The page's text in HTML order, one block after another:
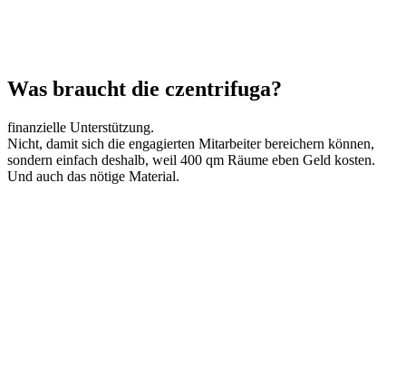
Was braucht die czentrifuga?
finanzielle Unterstützung.
Nicht, damit sich die engagierten Mitarbeiter bereichern können,
sondern einfach deshalb, weil 400 qm Räume eben Geld kosten.
Und auch das nötige Material.